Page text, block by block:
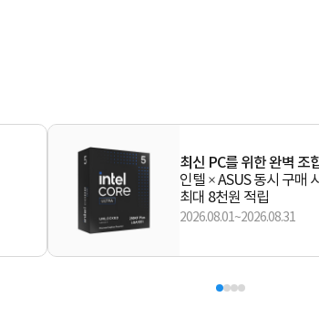
최신 PC를 위한 완벽 조
인텔 × ASUS 동시 구매 시
최대 8천원 적립
2026.08.01~2026.08.31